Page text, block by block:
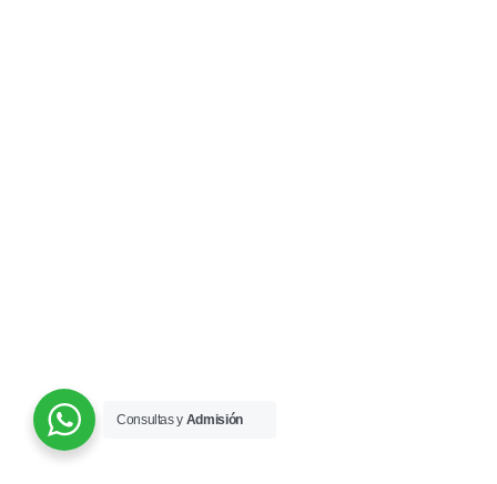
Consultas y Admisión